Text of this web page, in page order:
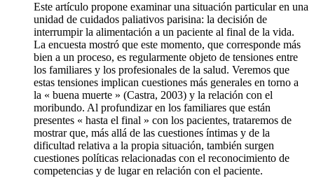
Este artículo propone examinar una situación particular en una
unidad de cuidados paliativos parisina: la decisión de
interrumpir la alimentación a un paciente al final de la vida.
La encuesta mostró que este momento, que corresponde más
bien a un proceso, es regularmente objeto de tensiones entre
los familiares y los profesionales de la salud. Veremos que
estas tensiones implican cuestiones más generales en torno a
la « buena muerte » (Castra, 2003) y la relación con el
moribundo. Al profundizar en los familiares que están
presentes « hasta el final » con los pacientes, trataremos de
mostrar que, más allá de las cuestiones íntimas y de la
dificultad relativa a la propia situación, también surgen
cuestiones políticas relacionadas con el reconocimiento de
competencias y de lugar en relación con el paciente.